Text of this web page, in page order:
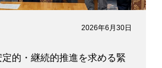
2026年6月30日
定的・継続的推進を求める緊